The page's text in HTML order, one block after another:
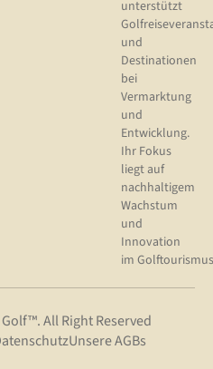
unterstützt
und
Destinationen
bei
Vermarktung
und
Entwicklung.
Ihr Fokus
liegt auf
nachhaltigem
Wachstum
und
Innovation
im
All Right Reserved
Unsere AGBs